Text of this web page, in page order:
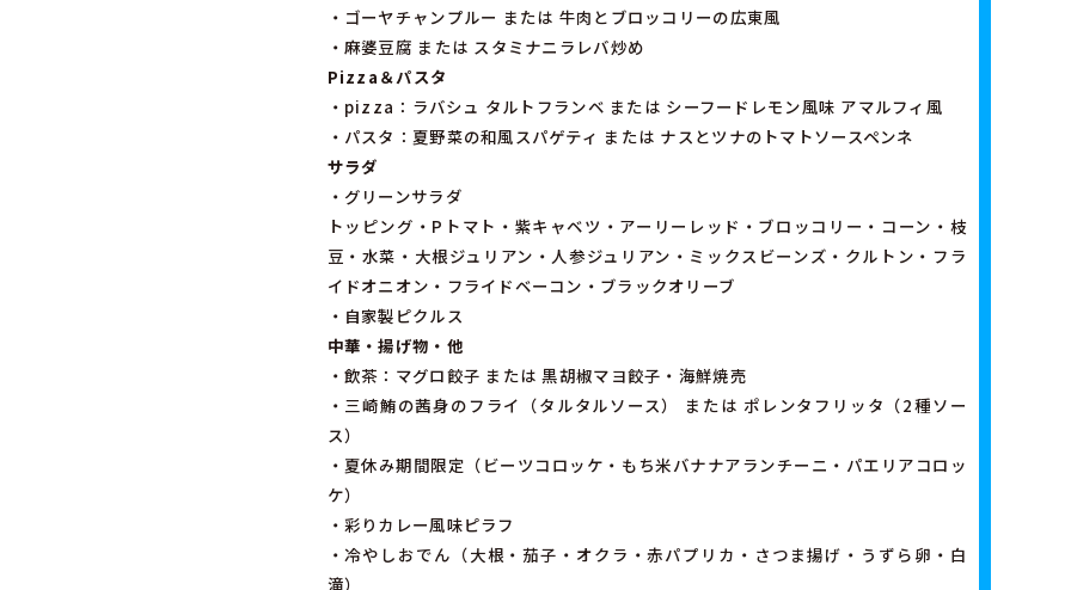
・ゴーヤチャンプルー または 牛肉とブロッコリーの広東風
・麻婆豆腐 または スタミナニラレバ炒め
Pizza＆パスタ
・pizza：ラバシュ タルトフランベ または シーフードレモン風味 アマルフィ風
・パスタ：夏野菜の和風スパゲティ または ナスとツナのトマトソースペンネ
サラダ
・グリーンサラダ
トッピング・Pトマト・紫キャベツ・アーリーレッド・ブロッコリー・コーン・枝
豆・水菜・大根ジュリアン・人参ジュリアン・ミックスビーンズ・クルトン・フラ
イドオニオン・フライドベーコン・ブラックオリーブ
・自家製ピクルス
中華・揚げ物・他
・飲茶：マグロ餃子 または 黒胡椒マヨ餃子・海鮮焼売
・三崎鮪の茜身のフライ（タルタルソース） または ポレンタフリッタ（2種ソー
ス）
・夏休み期間限定（ビーツコロッケ・もち米バナナアランチーニ・パエリアコロッ
ケ）
・彩りカレー風味ピラフ
・冷やしおでん（大根・茄子・オクラ・赤パプリカ・さつま揚げ・うずら卵・白
滝）